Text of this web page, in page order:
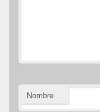
Nombre